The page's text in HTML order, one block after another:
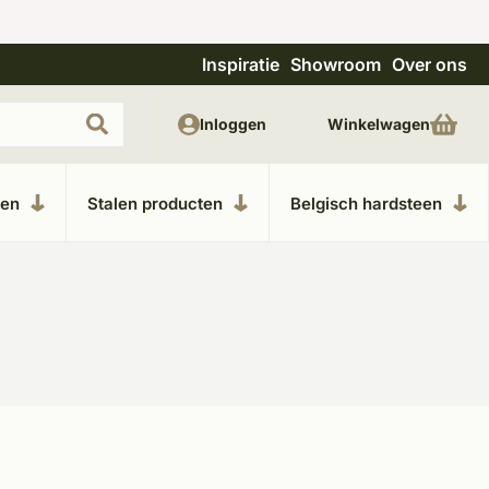
Unieke materialen in kempische bouwstijl
Inspiratie Showroom Over ons
Stalen producten Belgisch hardsteen
Inloggen Winkelwagen